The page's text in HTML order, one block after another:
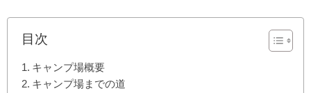
目次
キャンプ場概要
キャンプ場までの道